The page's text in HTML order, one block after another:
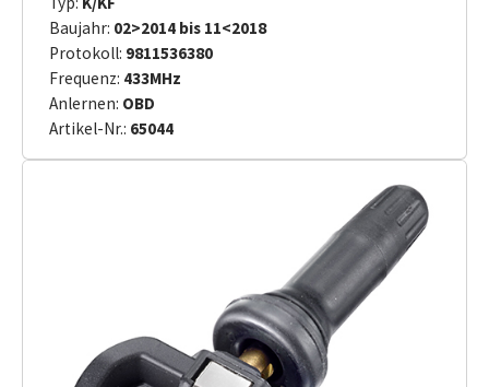
Baujahr: 02>2014 bis 11<2018
Protokoll: 9811536380
Frequenz: 433MHz
Anlernen: OBD
Artikel-Nr.: 65044